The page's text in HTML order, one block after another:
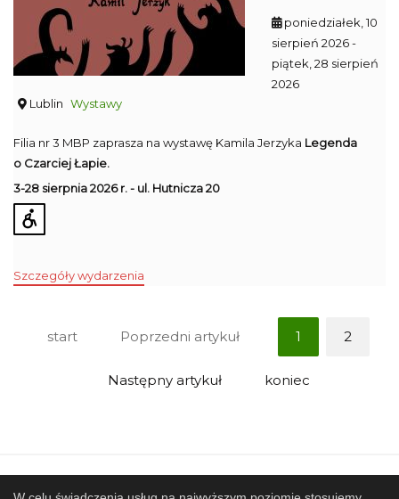
poniedziałek, 10
sierpień 2026-
piątek, 28 sierpień
2026
Lublin Wystawy
Filia nr 3 MBP zaprasza na wystawę Kamila Jerzyka Legenda
o Czarciej Łapie.
3-28 sierpnia 2026 r. - ul. Hutnicza 20
Szczegóły wydarzenia
start Poprzedni artykuł 1 2
Następny artykuł koniec